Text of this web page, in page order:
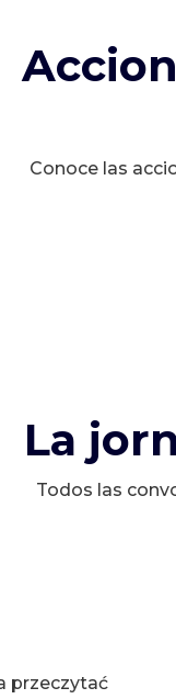
Conoce las
La
Todos las
przeczytać